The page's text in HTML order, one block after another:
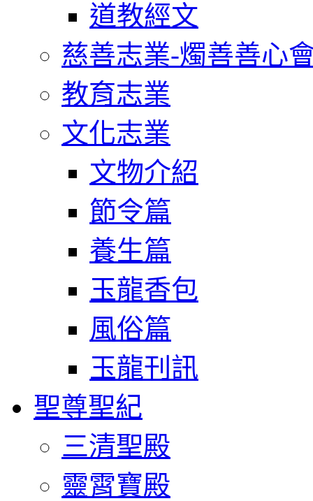
道教經文
慈善志業-燭善善心
教育志業
文化志業
文物介紹
節令篇
養生篇
玉龍香包
風俗篇
玉龍刊訊
聖尊聖紀
三清聖殿
靈霄寶殿